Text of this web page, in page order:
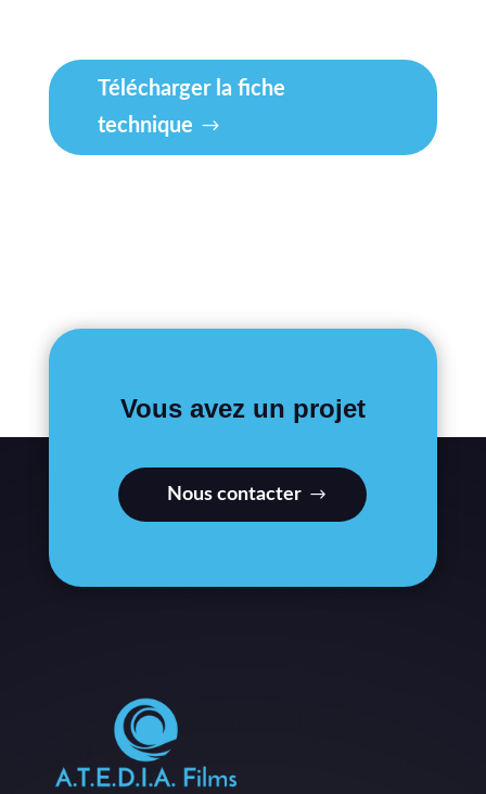
Télécharger la fiche
technique
Vous avez un projet
Nous contacter